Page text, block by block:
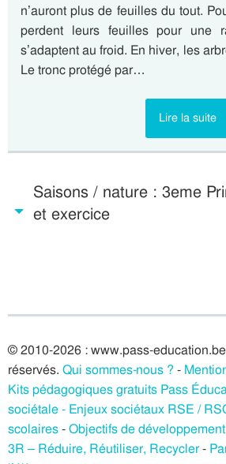
n’auront plus de feuilles du tout.
perdent leurs feuilles pour une
s’adaptent au froid. En hiver, les
Le tronc protégé par…
Lire la suite
Saisons / nature : 3eme
et exercice
© 2010-2026 : www.pass-
réservés. Qui sommes-nous ? -
Kits pédagogiques gratuits Pass
sociétale - Enjeux sociétaux RSE /
scolaires-Objectifs de
3R – Réduire, Réutiliser, Recycler-